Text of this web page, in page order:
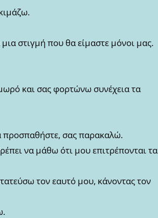
στιγμή που θα είμαστε μόνοι μας.
και σας φορτώνω συνέχεια τα
προσπαθήστε, σας παρακαλώ.
να μάθω ότι μου επιτρέπονται τα
τον εαυτό μου, κάνοντας τον